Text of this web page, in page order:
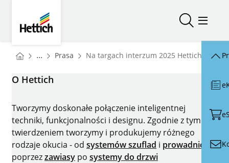
Otwórz/
You are here:
Homepage
... Prasa Homepage
Na targach interzum 2025 Hettich
O Hettich
Tworzymy doskonałe połączenie inteligentnej
techniki, funkcjonalności i designu. Zgodnie z tym
twierdzeniem tworzymy i produkujemy różnego
rodzaje okucia - od systemów szuflad i prowadnic
poprzezzawiasy po systemy do drzwi